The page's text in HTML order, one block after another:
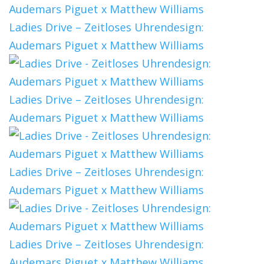
Ladies Drive – Zeitloses Uhrendesign:
Audemars Piguet x Matthew Williams
Ladies Drive – Zeitloses Uhrendesign:
Audemars Piguet x Matthew Williams
Ladies Drive – Zeitloses Uhrendesign:
Audemars Piguet x Matthew Williams
Ladies Drive – Zeitloses Uhrendesign: